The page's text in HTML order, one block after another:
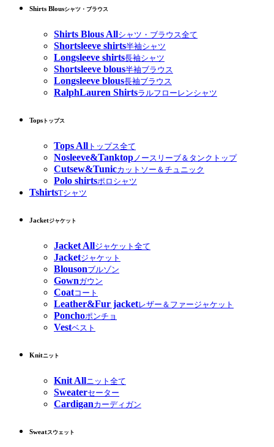
Shirts Blousシャツ・ブラウス
Shirts Blous Allシャツ・ブラウス全て
Shortsleeve shirts半袖シャツ
Longsleeve shirts長袖シャツ
Shortsleeve blous半袖ブラウス
Longsleeve blous長袖ブラウス
RalphLauren Shirtsラルフローレンシャツ
Tops トップス
Tops All トップス全て
Nosleeve&Tanktop ノースリーブ＆タンクトップ
Cutsew&Tunicカットソー＆チュニック
Polo shirtsポロシャツ
TshirtsTシャツ
Jacketジャケット
Jacket Allジャケット全て
Jacketジャケット
Blousonブルゾン
Gownガウン
Coatコート
Leather&Fur jacketレザー＆ファージャケット
Ponchoポンチョ
Vestベスト
Knitニット
Knit Allニット全て
Sweaterセーター
Cardiganカーディガン
Sweatスウェット